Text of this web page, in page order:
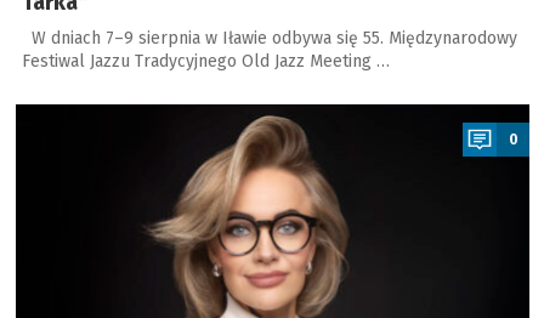
W dniach 7–9 sierpnia w Iławie odbywa się 55. Międzynarodowy
Festiwal Jazzu Tradycyjnego Old Jazz Meeting …
a
0